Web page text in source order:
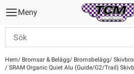
Meny
Hem Bromsar & Belägg Bromsbelägg
SRAM Organic Quiet Alu (Guide/G2/Trail)